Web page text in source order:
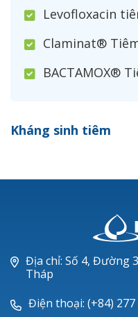
Levofloxacin
Claminat®
BACTAMOX®
Ceftizoxim®
Piperacillin
Ticarlinat®
Zobacta®
Kháng sinh tiêm
Địa chỉ: Số 4, Đường
Tháp
Điện thoại: (+84) 277